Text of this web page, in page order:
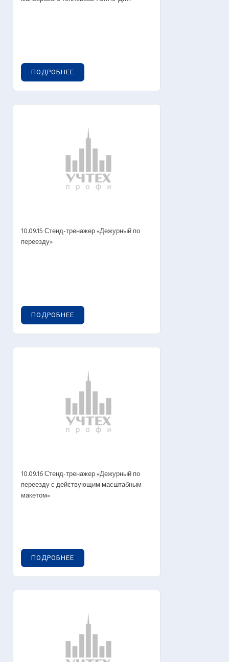
ПОДРОБНЕЕ
10.09.15 Стенд-тренажер «Дежурный по
переезду»
ПОДРОБНЕЕ
10.09.16 Стенд-тренажер «Дежурный по
переезду с действующим масштабным
макетом»
ПОДРОБНЕЕ